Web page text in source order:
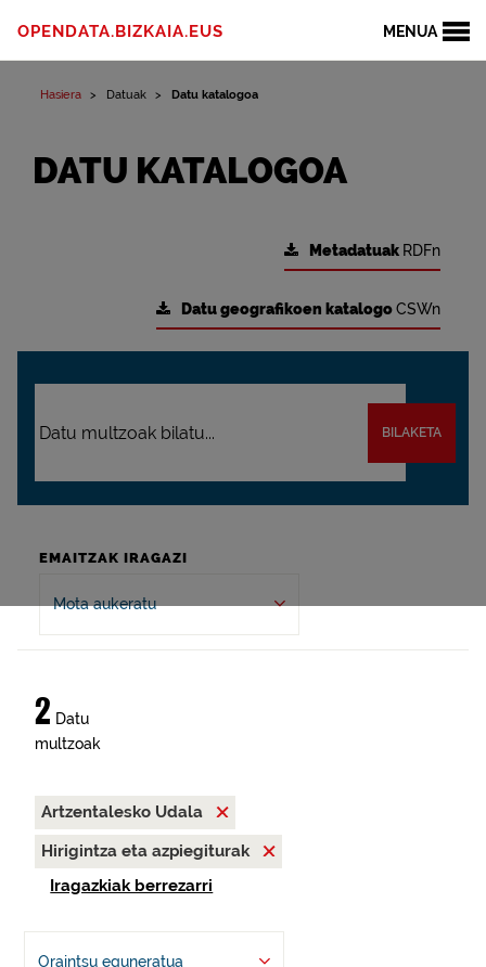
MENUA
OPENDATA.BIZKAIA.EUS
Hasiera Datuak Datu katalogoa
DATU KATALOGOA
Metadatuak RDFn
Datu geografikoen katalogoCSWn
BILAKETA
EMAITZAK IRAGAZI
Mota aukeratu
2 Datu
multzoak
Artzentalesko Udala
Hirigintza eta azpiegiturak
Iragazkiak berrezarri
Oraintsu eguneratua